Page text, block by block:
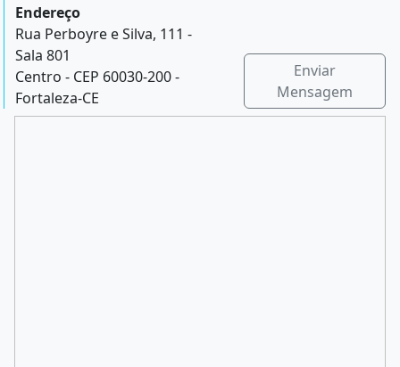
Endereço
Rua Perboyre e Silva, 111 -
Sala 801
Centro - CEP 60030-200 -
Fortaleza-CE
Enviar
Mensagem